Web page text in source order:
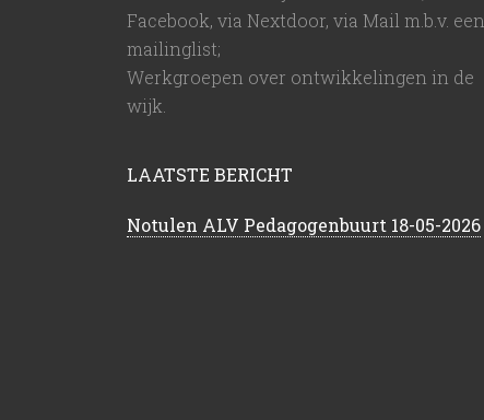
Facebook, via Nextdoor, via Mail m.b.v. een
mailinglist;
Werkgroepen over ontwikkelingen in de
wijk.
LAATSTE BERICHT
Notulen ALV Pedagogenbuurt 18-05-2026